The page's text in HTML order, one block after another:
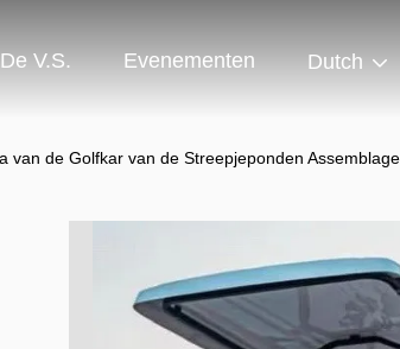
V.S. Evenementen Dutch
van de Golfkar van de Streepjeponden